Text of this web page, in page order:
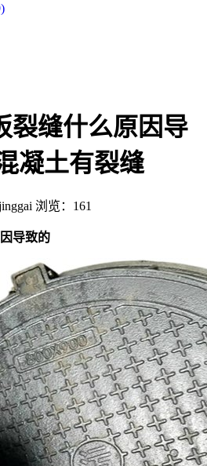
裂缝什么原因导
凝土有裂缝
浏览：161
导致的